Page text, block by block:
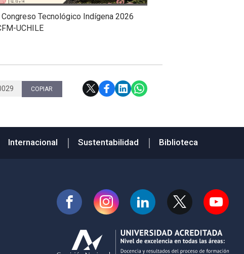
Congreso Tecnológico Indígena 2026
UCHILE
COPIAR
Internacional Sustentabilidad Biblioteca